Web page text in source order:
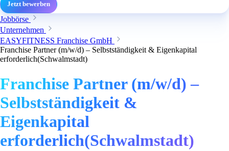
Jetzt bewerben
Jobbörse
Unternehmen
EASYFITNESS Franchise GmbH
Franchise Partner (m/w/d) – Selbstständigkeit & Eigenkapital
erforderlich(Schwalmstadt)
Franchise Partner (m/w/d) –
Selbstständigkeit &
Eigenkapital
erforderlich(Schwalmstadt)